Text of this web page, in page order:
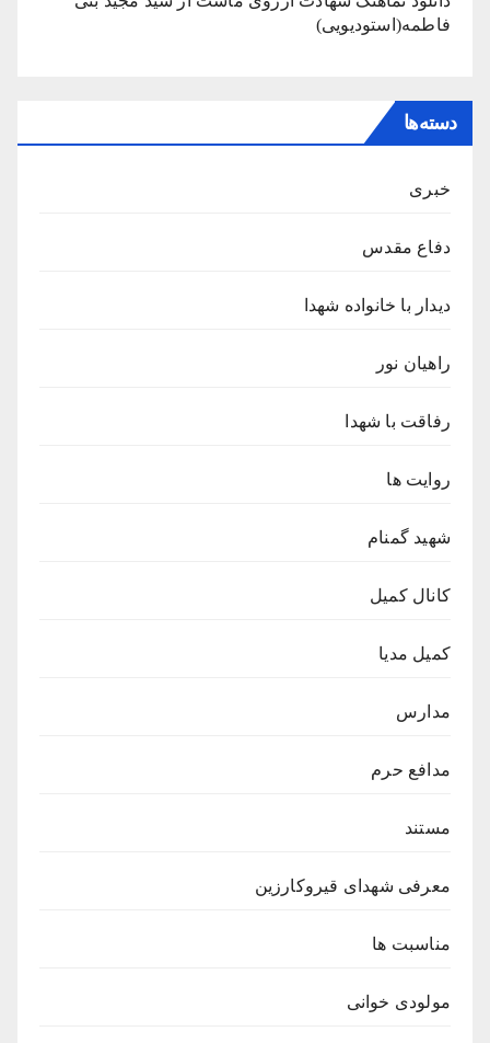
فاطمه(استودیویی)
دسته‌ها
خبری
دفاع مقدس
دیدار با خانواده شهدا
راهیان نور
رفاقت با شهدا
روایت ها
شهید گمنام
کانال کمیل
کمیل مدیا
مدارس
مدافع حرم
مستند
معرفی شهدای قیروکارزین
مناسبت ها
مولودی خوانی